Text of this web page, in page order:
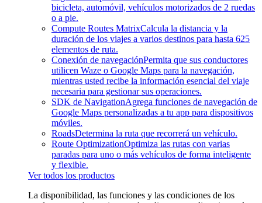
bicicleta, automóvil, vehículos motorizados de 2 ruedas
o a pie.
Compute Routes MatrixCalcula la distancia y la
duración de los viajes a varios destinos para hasta 625
elementos de ruta.
Conexión de navegaciónPermita que sus conductores
utilicen Waze o Google Maps para la navegación,
mientras usted recibe la información esencial del viaje
necesaria para gestionar sus operaciones.
SDK de NavigationAgrega funciones de navegación de
Google Maps personalizadas a tu app para dispositivos
móviles.
RoadsDetermina la ruta que recorrerá un vehículo.
Route OptimizationOptimiza las rutas con varias
paradas para uno o más vehículos de forma inteligente
y flexible.
Ver todos los productos
La disponibilidad, las funciones y las condiciones de los